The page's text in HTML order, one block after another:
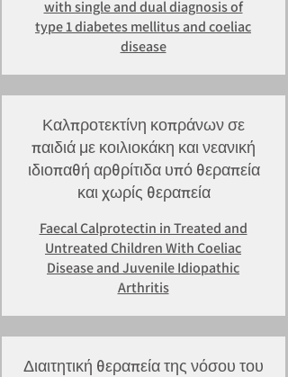
with single and dual diagnosis of
type 1 diabetes mellitus and coeliac
disease
Καλπροτεκτίνη κοπράνων σε
παιδιά με κοιλιοκάκη και νεανική
ιδιοπαθή αρθρίτιδα υπό θεραπεία
και χωρίς θεραπεία
Faecal Calprotectin in Treated and
Untreated Children With Coeliac
Disease and Juvenile Idiopathic
Arthritis
Διαιτητική θεραπεία της νόσου του